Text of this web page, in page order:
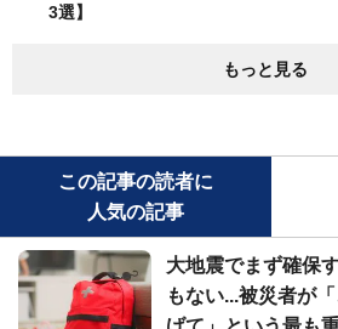
3選】
もっと見る
この記事の読者に
人気の記事
大地震でまず確保
もない...被災者が